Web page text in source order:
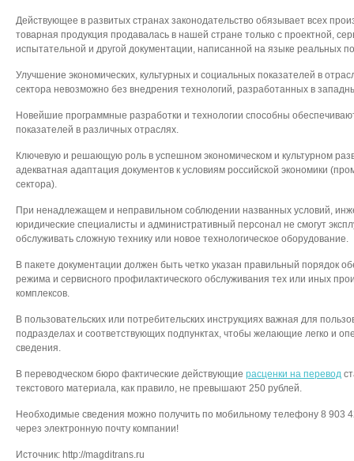
Действующее в развитых странах законодательство обязывает всех
товарная продукция продавалась в нашей стране только с проектной,
испытательной и другой документации, написанной на языке реальных
Улучшение экономических, культурных и социальных показателей в
сектора невозможно без внедрения технологий, разработанных в
Новейшие программные разработки и технологии способны
показателей в различных отраслях.
Ключевую и решающую роль в успешном экономическом и культурном
адекватная адаптация документов к условиям российской экономики
сектора).
При ненадлежащем и неправильном соблюдении названных условий,
юридические специалисты и административный персонал не смогут
обслуживать сложную технику или новое технологическое оборудование.
В пакете документации должен быть четко указан правильный порядок
режима и сервисного профилактического обслуживания тех или иных
комплексов.
В пользовательских или потребительских инструкциях важная для
подразделах и соответствующих подпунктах, чтобы желающие легко и
сведения.
В переводческом бюро фактические действующие расценки на перевод
текстового материала, как правило, не превышают 250 рублей.
Необходимые сведения можно получить по мобильному телефону 8 903
через электронную почту компании!
Источник: http://magditrans.ru